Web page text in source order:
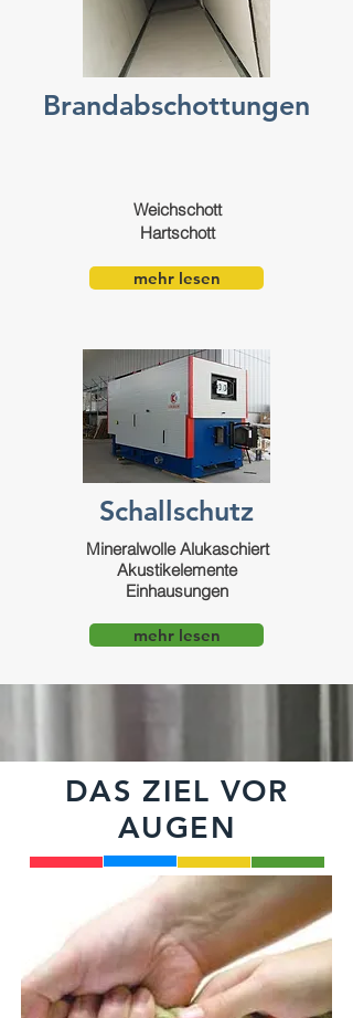
Brandabschottungen
Weichschott
Hartschott
mehr lesen
Schallschutz
Mineralwolle Alukaschiert
Akustikelemente
Einhausungen
mehr lesen
DAS ZIEL VOR
AUGEN